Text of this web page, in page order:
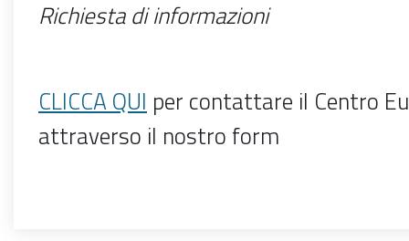
Richiesta di informazioni
CLICCA QUI per contattare il Centro
attraverso il nostro form